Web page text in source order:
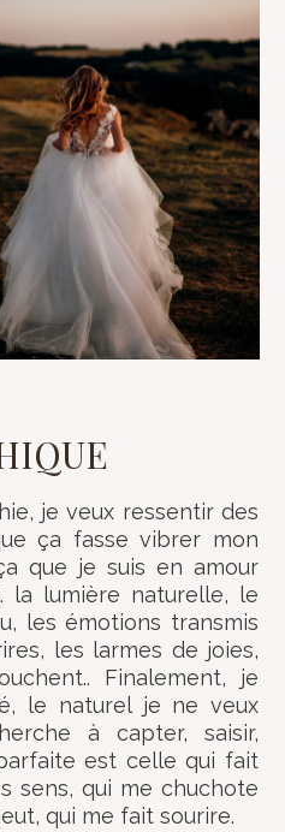
je veux ressentir des
ça fasse vibrer mon
que je suis en amour
la lumière naturelle, le
les émotions transmis
les larmes de joies,
Finalement, je
le naturel je ne veux
à capter, saisir,
est celle qui fait
sens, qui me chuchote
qui me fait sourire.